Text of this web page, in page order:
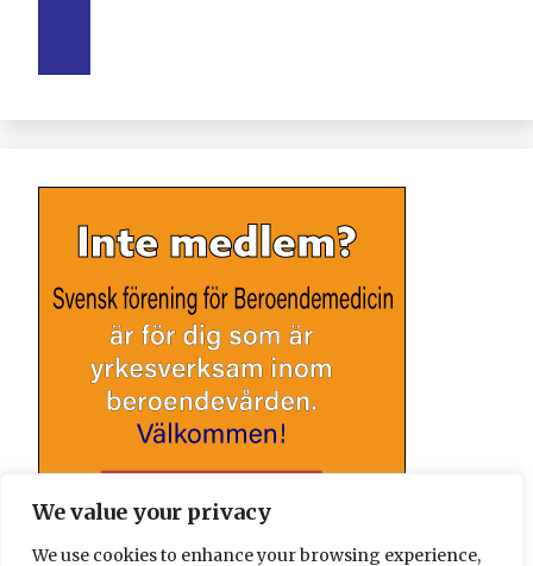
We value your privacy
We use cookies to enhance your browsing experience,